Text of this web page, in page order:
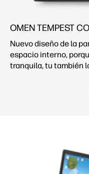
OMEN TEMPEST
Nuevo diseño de la
espacio interno,
tranquila, tu también